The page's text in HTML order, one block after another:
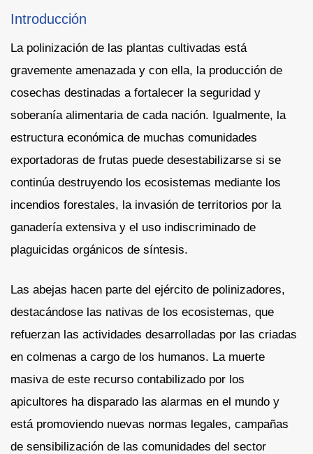
Introducción
La polinización de las plantas cultivadas está
gravemente amenazada y con ella, la producción de
cosechas destinadas a fortalecer la seguridad y
soberanía alimentaria de cada nación. Igualmente, la
estructura económica de muchas comunidades
exportadoras de frutas puede desestabilizarse si se
continúa destruyendo los ecosistemas mediante los
incendios forestales, la invasión de territorios por la
ganadería extensiva y el uso indiscriminado de
plaguicidas orgánicos de síntesis.
Las abejas hacen parte del ejército de polinizadores,
destacándose las nativas de los ecosistemas, que
refuerzan las actividades desarrolladas por las criadas
en colmenas a cargo de los humanos. La muerte
masiva de este recurso contabilizado por los
apicultores ha disparado las alarmas en el mundo y
está promoviendo nuevas normas legales, campañas
de sensibilización de las comunidades del sector